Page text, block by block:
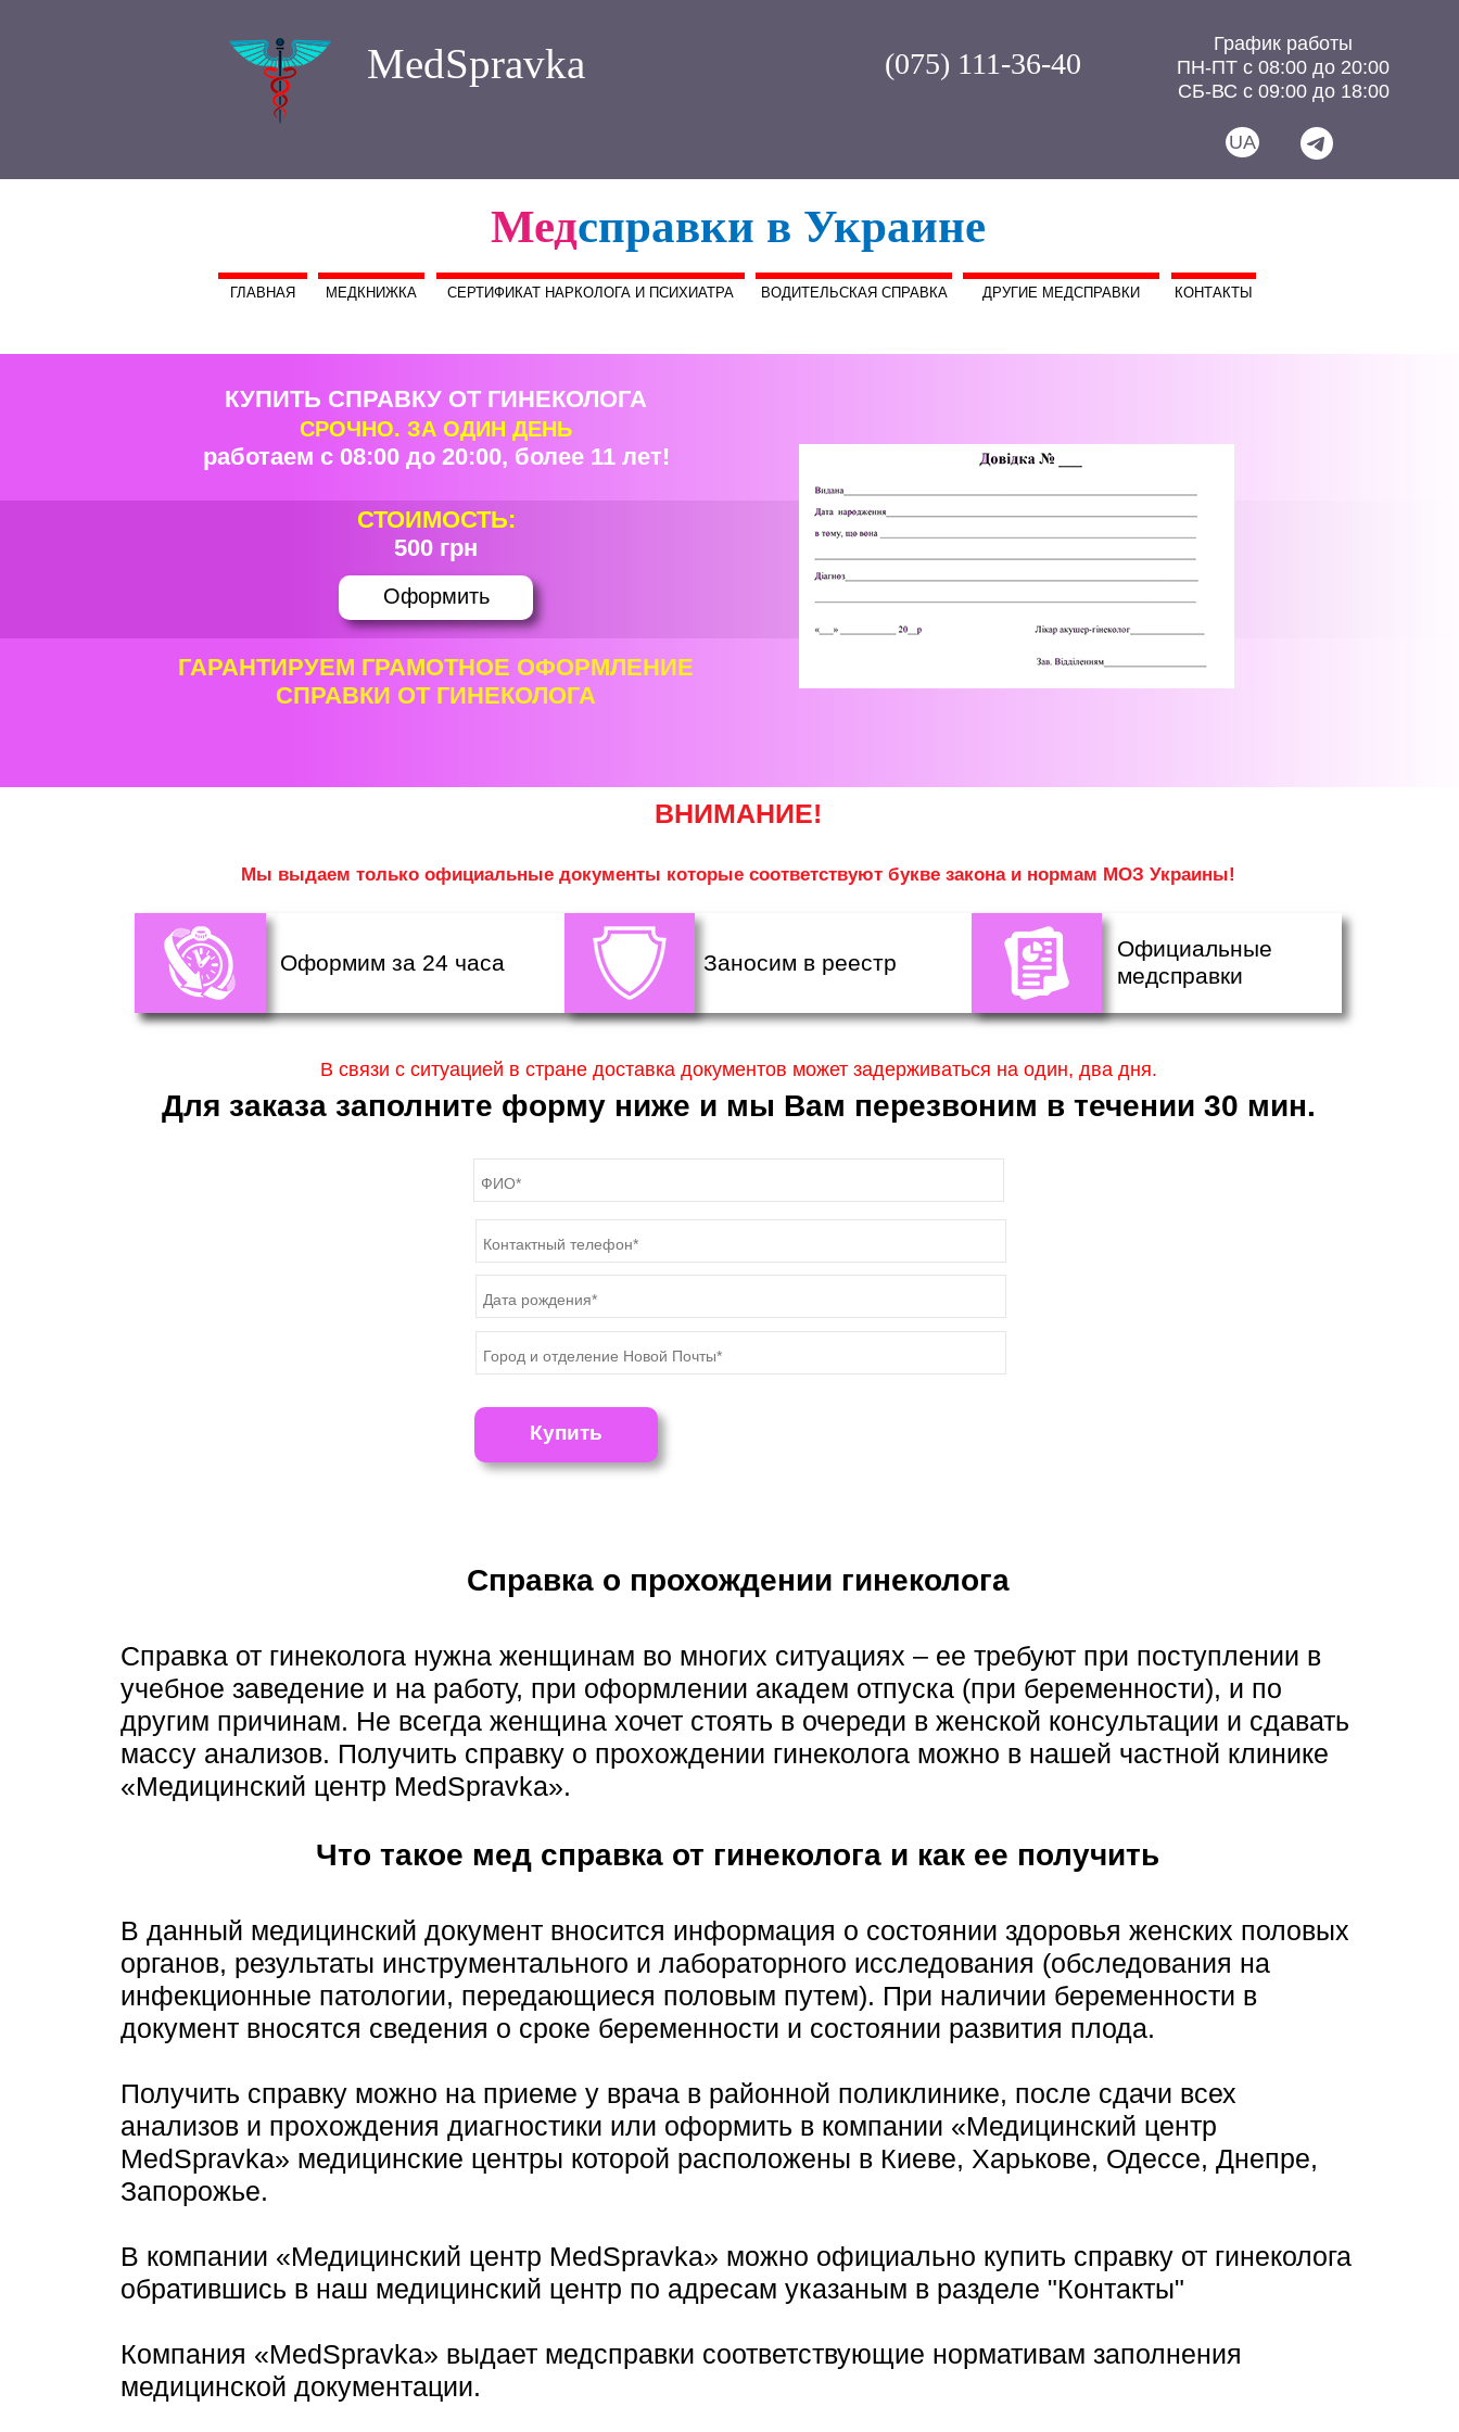
MedSpravka (075) 111-36-40
График работы
ПН-ПТ с 08:00 до 20:00
СБ-ВС с 09:00 до 18:00
UA
Медсправки в Украине
ГЛАВНАЯ МЕДКНИЖКА СЕРТИФИКАТ НАРКОЛОГА И ПСИХИАТРА ВОДИТЕЛЬСКАЯ СПРАВКА ДРУГИЕ МЕДСПРАВКИ КОНТАКТЫ
КУПИТЬ СПРАВКУ ОТ ГИНЕКОЛОГА
СРОЧНО. ЗА ОДИН ДЕНЬ
работаем с 08:00 до 20:00, более 11 лет!
СТОИМОСТЬ:
500 грн
Оформить
ГАРАНТИРУЕМ ГРАМОТНОЕ ОФОРМЛЕНИЕ
СПРАВКИ ОТ ГИНЕКОЛОГА
ВНИМАНИЕ!
Мы выдаем только официальные документы которые соответствуют букве закона и нормам МОЗ Украины!
Оформим за 24 часа Заносим в реестр
Официальные
медсправки
В связи с ситуацией в стране доставка документов может задерживаться на один, два дня.
Для заказа заполните форму ниже и мы Вам перезвоним в течении 30 мин.
Купить
Справка о прохождении гинеколога
Справка от гинеколога нужна женщинам во многих ситуациях – ее требуют при поступлении в
учебное заведение и на работу, при оформлении академ отпуска (при беременности), и по
другим причинам. Не всегда женщина хочет стоять в очереди в женской консультации и сдавать
массу анализов. Получить справку о прохождении гинеколога можно в нашей частной клинике
«Медицинский центр MedSpravka».
Что такое мед справка от гинеколога и как ее получить
В данный медицинский документ вносится информация о состоянии здоровья женских половых
органов, результаты инструментального и лабораторного исследования (обследования на
инфекционные патологии, передающиеся половым путем). При наличии беременности в
документ вносятся сведения о сроке беременности и состоянии развития плода.
Получить справку можно на приеме у врача в районной поликлинике, после сдачи всех
анализов и прохождения диагностики или оформить в компании «Медицинский центр
MedSpravka» медицинские центры которой расположены в Киеве, Харькове, Одессе, Днепре,
Запорожье.
В компании «Медицинский центр MedSpravka» можно официально купить справку от гинеколога
обратившись в наш медицинский центр по адресам указаным в разделе "Контакты"
Компания «MedSpravka» выдает медсправки соответствующие нормативам заполнения
медицинской документации.